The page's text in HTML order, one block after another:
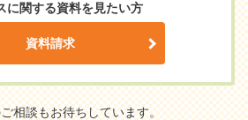
に関する資料を見たい方
資料請求
相談もお待ちしています。